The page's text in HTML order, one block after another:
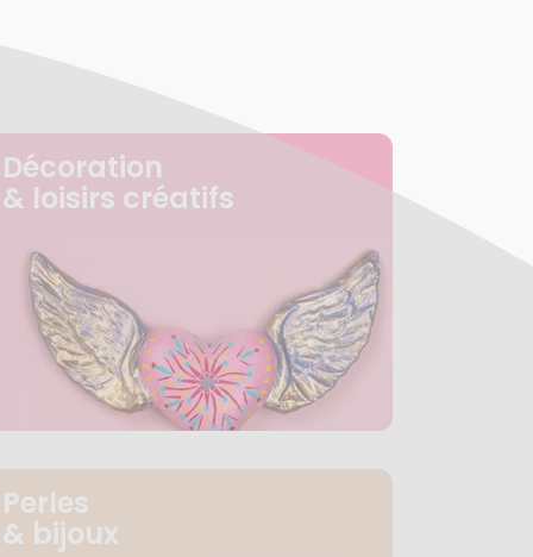
Décoration
& loisirs créatifs
Perles
& bijoux